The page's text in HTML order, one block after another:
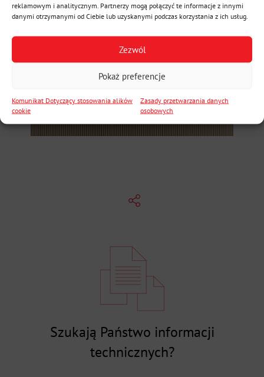
reklamowym i analitycznym. Partnerzy mogą połączyć te informacje z innymi
danymi otrzymanymi od Ciebie lub uzyskanymi podczas korzystania z ich usług.
Zezwól
Pokaż preferencje
Komunikat Dotyczący stosowania alików
cookie
Zasady przetwarzania danych
osobowych
Szukają Państwo informacji
technicznych?